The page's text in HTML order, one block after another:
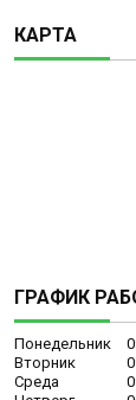
КАРТА
ГРАФИК
Понедельник
Вторник
Среда